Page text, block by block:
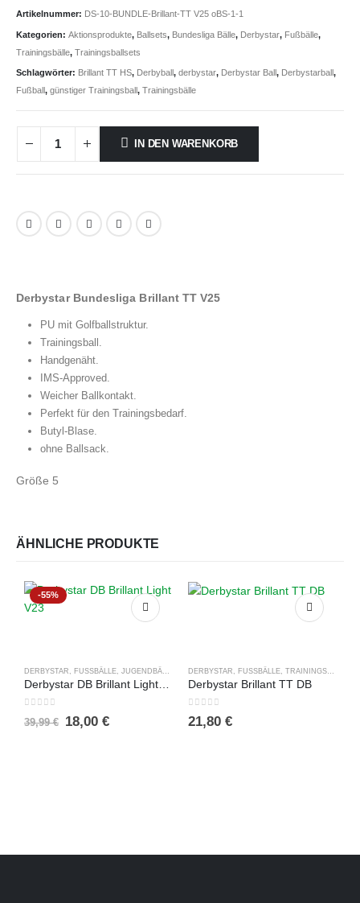
Artikelnummer: DS-10-BUNDLE-Brillant-TT V25 oBS-1-1
Kategorien: Aktionsprodukte, Ballsets, Bundesliga Bälle, Derbystar, Fußbälle,
Trainingsbälle, Trainingsballsets
Schlagwörter: Brillant TT HS, Derbyball , derbystar, Derbystar Ball , Derbystarball ,
Fußball , günstiger Trainingsball , Trainingsbälle
IN DEN WARENKORB
Derbystar Bundesliga Brillant TT V25
PU mit Golfballstruktur.
Trainingsball.
Handgenäht.
IMS-Approved.
Weicher Ballkontakt.
Perfekt für den Trainingsbedarf.
Butyl-Blase.
ohne Ballsack.
Größe 5
ÄHNLICHE PRODUKTE
-55%
DERBYSTAR FUSSBÄLLE JUGENDBÄLLE SALES %
out of 5
39,99€ Ursprünglicher
Preis
18,00 €Aktueller
DERBYSTAR FUSSBÄLLE TRAININGSBÄLLE
Derbystar Brillant TT DB
0out of 5
21,80 €